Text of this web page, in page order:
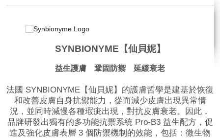
SYNBIONYME【仙貝妮】
益生護膚 鞏固防禦 延緩衰老
法國 SYNBIONYME【仙貝妮】的護膚哲學是建基於恢復
和改善皮膚自身抗禦能力，從而減少皮膚出現異常情
況，並同時減慢各種瑕疵出現，對抗皮膚衰老。因此，
品牌研發出獨有的多功能抗禦系統 Pro-B3 益生配方，促
進及強化皮膚表層 3 個防禦機制的效能，包括：微生物